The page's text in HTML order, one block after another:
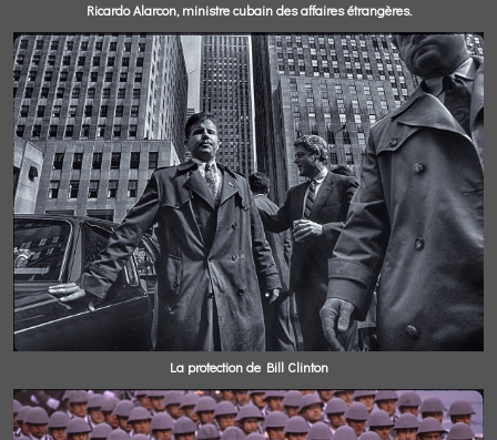
Ricardo Alarcon, ministre cubain des affaires étrangères.
La protection de Bill Clinton